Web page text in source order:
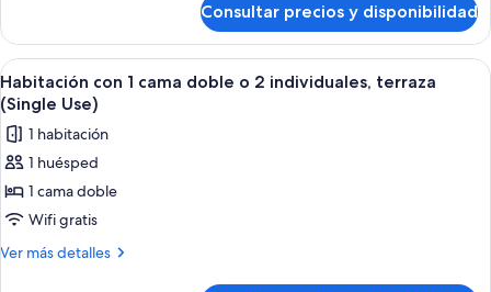
Use
Room
Single
Use
Consultar precios y disponibilidad
Abrir
todas
las
fotos
de
Habitación
con
1
Habitación de hotel con una cama,
4
Habitación con 1 cama doble o 2 individuales, terraza
(Single Use)
1 habitación
1 huésped
1 cama doble
Wifi gratis
Ver más detalles
Más